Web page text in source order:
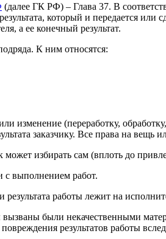
(далее ГК РФ) – Глава 37. В
который и передается или
а ее конечный результат.
К ним относятся:
изменение (переработку,
заказчику. Все права на вещь
избирать сам (вплоть до
с выполнением работ.
работы лежит на
вызваны были некачественными
результатов работы